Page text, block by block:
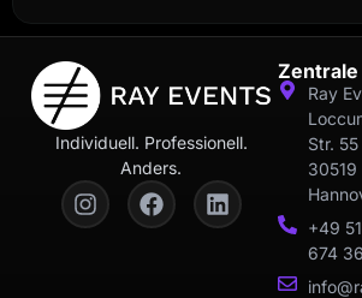
Individuell. Professionell.
Anders.
Zentrale
Ray
Str. 55
30519
+49
674